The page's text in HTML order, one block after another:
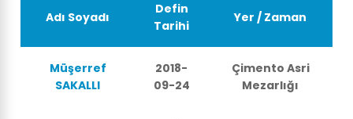
Adı Soyadı
Defin
Tarihi
Yer / Zaman
Müşerref
SAKALLI
2018-
09-24
Çimento Asri
Mezarlığı